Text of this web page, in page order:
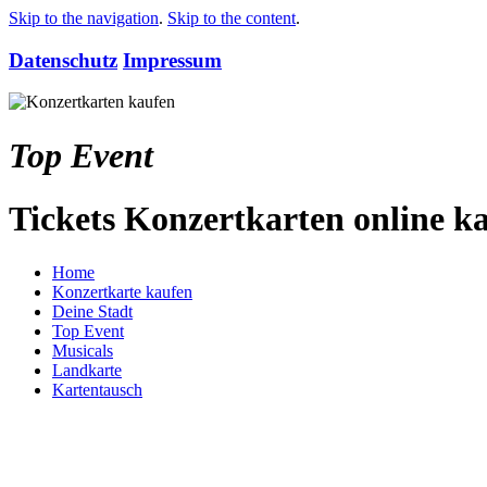
Skip to the navigation. Skip to the content.
Datenschutz Impressum
Top Event
Tickets Konzertkarten online
Home
Konzertkarte kaufen
Deine Stadt
Top Event
Musicals
Landkarte
Kartentausch